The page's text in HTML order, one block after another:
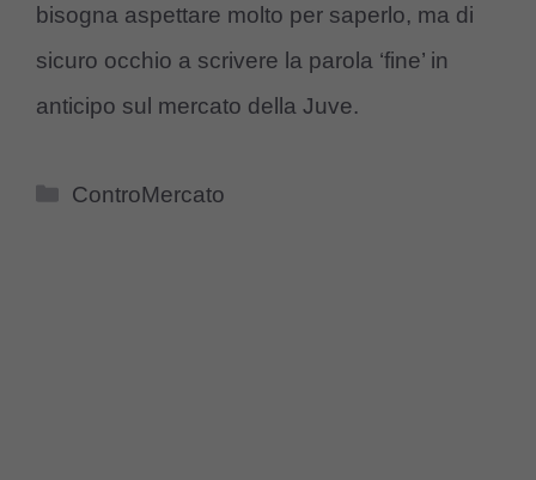
bisogna aspettare molto per saperlo, ma di
sicuro occhio a scrivere la parola ‘fine’ in
anticipo sul mercato della Juve.
Categorie
ControMercato